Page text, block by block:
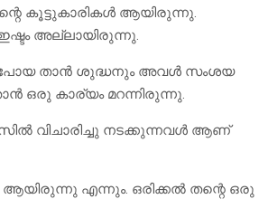
കൂട്ടുകാരികൾ ആയിരുന്നു.
അല്ലായിരുന്നു.
പോയ താൻ ശുദ്ധനും അവൾ സംശയ
ഒരു കാര്യം മറന്നിരുന്നു.
വിചാരിച്ചു നടക്കുന്നവൾ ആണ്
എന്നും. ഒരിക്കൽ തന്റെ ഒരു